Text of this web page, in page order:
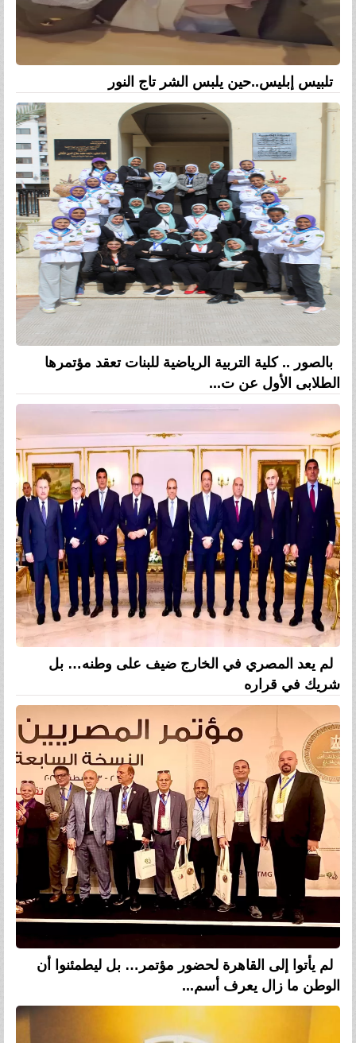
تلبيس إبليس..حين يلبس الشر تاج النور
بالصور .. كلية التربية الرياضية للبنات تعقد مؤتمرها
الطلابى الأول عن ت...
لم يعد المصري في الخارج ضيف على وطنه… بل
شريك في قراره
لم يأتوا إلى القاهرة لحضور مؤتمر… بل ليطمئنوا أن
الوطن ما زال يعرف أسم...